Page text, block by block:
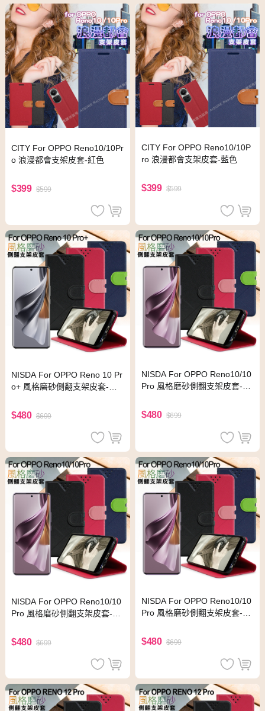
CITY For OPPO Reno10/10Pr
o 浪漫都會支架皮套-紅色
$399 $599
CITY For OPPO Reno10/10P
ro 浪漫都會支架皮套-藍色
$399 $599
NISDA For OPPO Reno 10 Pr
o+ 風格磨砂側翻支架皮套-黑
$480 $699
NISDA For OPPO Reno10/10
Pro 風格磨砂側翻支架皮套-黑
$480 $699
NISDA For OPPO Reno10/10
Pro 風格磨砂側翻支架皮套-藍
$480 $699
NISDA For OPPO Reno10/10
Pro 風格磨砂側翻支架皮套-粉
$480 $699